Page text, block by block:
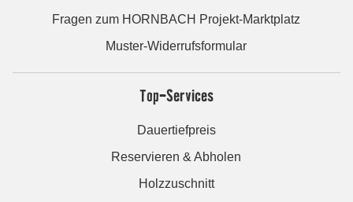
Fragen zum HORNBACH Projekt-Marktplatz
Muster-Widerrufsformular
Top-Services
Dauertiefpreis
Reservieren & Abholen
Holzzuschnitt